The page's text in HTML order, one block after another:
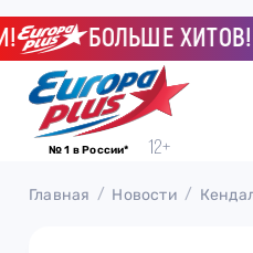
БОЛЬШЕ ХИТОВ!
№ 1 в России*
Главная Новости